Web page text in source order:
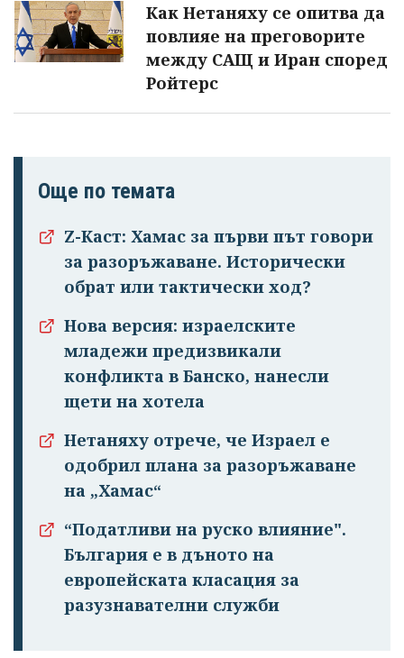
Как Нетаняху се опитва да
повлияе на преговорите
между САЩ и Иран според
Ройтерс
Още по темата
Z-Каст: Хамас за първи път говори
за разоръжаване. Исторически
обрат или тактически ход?
Нова версия: израелските
младежи предизвикали
конфликта в Банско, нанесли
щети на хотела
Нетаняху отрече, че Израел е
одобрил плана за разоръжаване
на „Хамас“
“Податливи на руско влияние".
България е в дъното на
европейската класация за
разузнавателни служби